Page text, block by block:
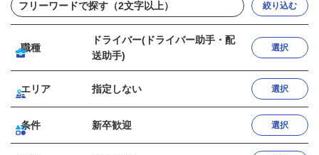
絞り込む
職種
ドライバー(ドライバー助手・配
送助手)
選択
エリア 指定しない 選択
条件 新卒歓迎 選択